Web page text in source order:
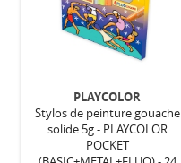
PLAYCOLOR
Stylos de peinture gouache
solide 5g - PLAYCOLOR
POCKET